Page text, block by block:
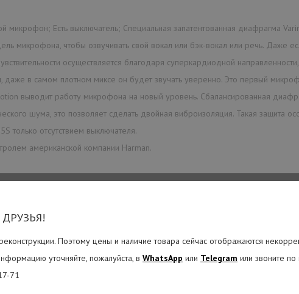
Поэтому цены и наличие товара сейчас отображаются
уточняйте, пожалуйста, в WhatsApp или Telegram или звоните
71
Есть выключатель; Специальная запатентованная диафрагма
микрофона, чтобы озвучивать свой вокал или бэк-вокал или речь. Даже
осуществляется благодаря суперкардиодной
в самом плотном миксе он будет звучать уверенно. Это первый
выводит работу микрофона на новый уровень. Сбалансированная
шума, это позволяет сделать двойная виброизоляция. Такая защита
только отсутствием выключателя.
американской компании Harman.